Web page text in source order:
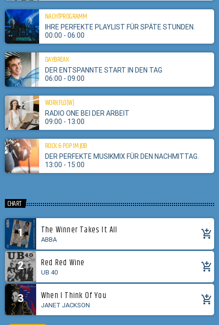
NACHTPROGRAMM
IHRE PERFEKTE PLAYLIST FÜR SPÄTE STUNDEN.
00:00 - 06:00
DAYBREAK
DER ENTSPANNTE START IN DEN TAG
06:00 - 09:00
WORKFLO(W)
RADIO ONE BEI DER ARBEIT
09:00 - 13:00
ROCK & POP IM JOB
DER PERFEKTE MUSIKMIX FÜR DEN NACHMITTAG.
13:00 - 15:00
CHART
1 The Winner Takes It All
ABBA add_shopping_cart
2 Red Red Wine
UB 40 add_shopping_cart
3 When I Think Of You
JANET JACKSON add_shopping_cart